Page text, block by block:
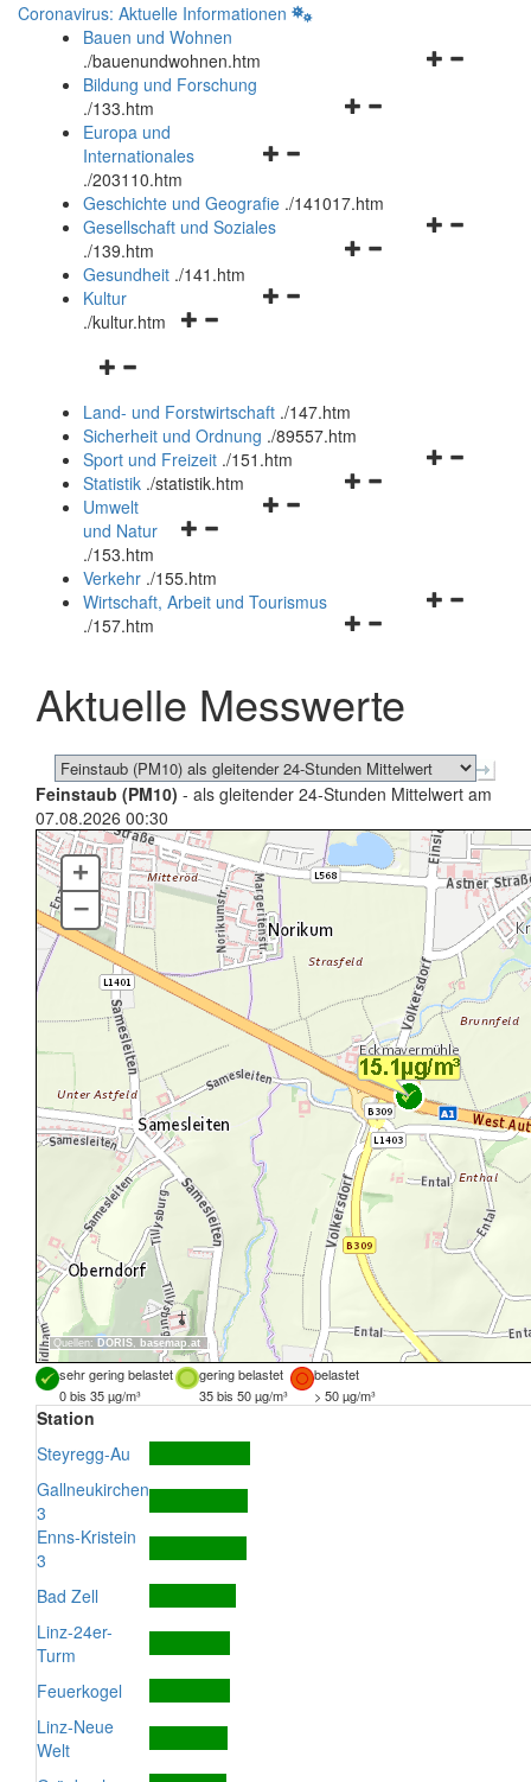
Coronavirus: Aktuelle Informationen
Bauen und Wohnen
./bauenundwohnen.htm
Navigationsmenü
Bildung und Forschung
./133.htm
Navigationsmenü
und
schließen
Europa und
Internationales
./203110.htm
Geschichte und Geografie ./141017.htm
Navigationsmenü
Gesellschaft und Soziales
./139.htm
Navigationsmenü
Gesundheit ./141.htm
Navigationsmenü
Kultur
./kultur.htm
Navigationsmenü
und
schließen
Land- und Forstwirtschaft ./147.htm
Sicherheit und Ordnung ./89557.htm
Navigationsmenü
Sport und Freizeit ./151.htm
Navigationsmenü
Statistik ./statistik.htm
Navigationsmenü
und
schließen
Umwelt
und Natur
./153.htm
Verkehr ./155.htm
Navigationsmenü
schließen
Wirtschaft, Arbeit und Tourismus
./157.htm
Aktuelle Messwerte
Feinstaub (PM10) - als gleitender 24-Stunden Mittelwert am
07.08.2026 00:30
Quellen: DORIS, basemap.at
+
–
sehr gering belastet gering belastet
belastet
0 bis 35 µg/m³
35 bis 50 µg/m³ > 50 µg/m³
Station
Steyregg-Au
Gallneukirchen
3
Enns-Kristein
3
Bad Zell
Linz-24er-
Turm
Feuerkogel
Linz-Neue
Welt